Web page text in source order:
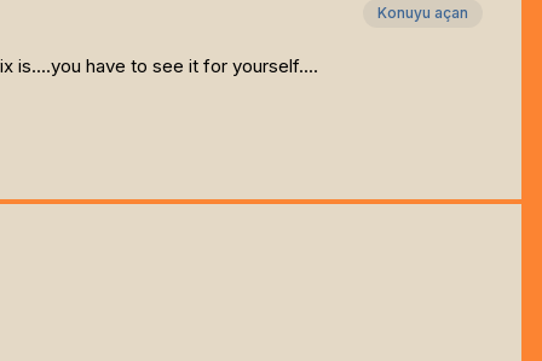
Konuyu açan
is....you have to see it for yourself....